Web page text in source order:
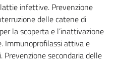
infettive. Prevenzione
delle catene di
la scoperta e l’inattivazione
Immunoprofilassi attiva e
Prevenzione secondaria delle